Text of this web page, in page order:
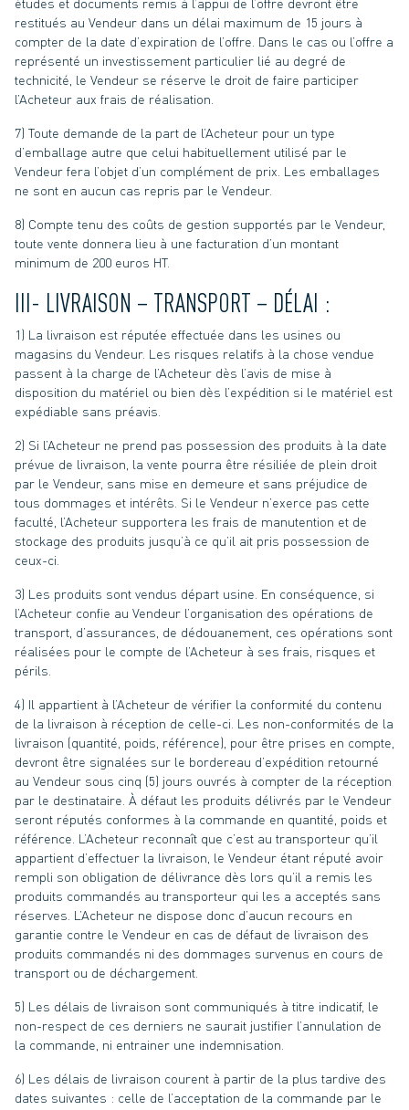
restitués au Vendeur dans un délai maximum de 15 jours à
compter de la date d’expiration de l’offre. Dans le cas ou l’offre a
représenté un investissement particulier lié au degré de
technicité, le Vendeur se réserve le droit de faire participer
l’Acheteur aux frais de réalisation.
7) Toute demande de la part de l’Acheteur pour un type
d’emballage autre que celui habituellement utilisé par le
Vendeur fera l’objet d’un complément de prix. Les emballages
ne sont en aucun cas repris par le Vendeur.
8) Compte tenu des coûts de gestion supportés par le Vendeur,
toute vente donnera lieu à une facturation d’un montant
minimum de 200 euros HT.
III- LIVRAISON – TRANSPORT – DÉLAI :
1) La livraison est réputée effectuée dans les usines ou
magasins du Vendeur. Les risques relatifs à la chose vendue
passent à la charge de l’Acheteur dès l’avis de mise à
disposition du matériel ou bien dès l’expédition si le matériel est
expédiable sans préavis.
2) Si l’Acheteur ne prend pas possession des produits à la date
prévue de livraison, la vente pourra être résiliée de plein droit
par le Vendeur, sans mise en demeure et sans préjudice de
tous dommages et intérêts. Si le Vendeur n’exerce pas cette
faculté, l’Acheteur supportera les frais de manutention et de
stockage des produits jusqu’à ce qu’il ait pris possession de
ceux-ci.
3) Les produits sont vendus départ usine. En conséquence, si
l’Acheteur confie au Vendeur l’organisation des opérations de
transport, d’assurances, de dédouanement, ces opérations sont
réalisées pour le compte de l’Acheteur à ses frais, risques et
périls.
4) Il appartient à l’Acheteur de vérifier la conformité du contenu
de la livraison à réception de celle-ci. Les non-conformités de la
livraison (quantité, poids, référence), pour être prises en compte,
devront être signalées sur le bordereau d’expédition retourné
au Vendeur sous cinq (5) jours ouvrés à compter de la réception
par le destinataire. À défaut les produits délivrés par le Vendeur
seront réputés conformes à la commande en quantité, poids et
référence. L’Acheteur reconnaît que c’est au transporteur qu’il
appartient d’effectuer la livraison, le Vendeur étant réputé avoir
rempli son obligation de délivrance dès lors qu’il a remis les
produits commandés au transporteur qui les a acceptés sans
réserves. L’Acheteur ne dispose donc d’aucun recours en
garantie contre le Vendeur en cas de défaut de livraison des
produits commandés ni des dommages survenus en cours de
transport ou de déchargement.
5) Les délais de livraison sont communiqués à titre indicatif, le
non-respect de ces derniers ne saurait justifier l’annulation de
la commande, ni entrainer une indemnisation.
6) Les délais de livraison courent à partir de la plus tardive des
dates suivantes : celle de l’acceptation de la commande par le